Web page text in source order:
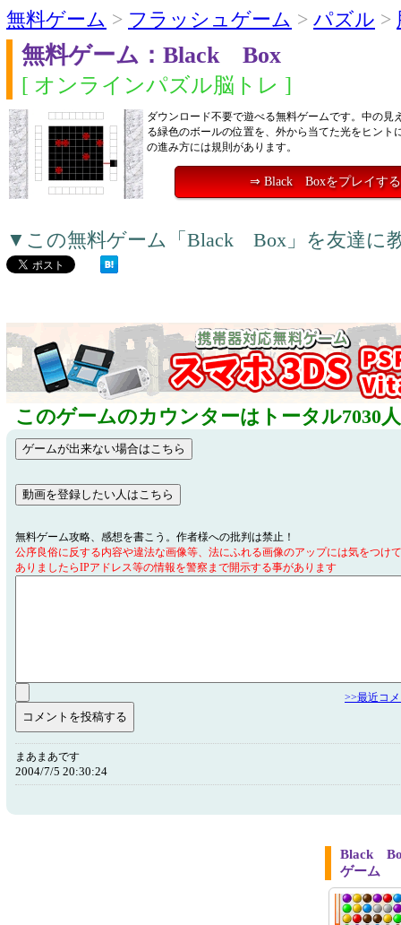
無料ゲーム > フラッシュゲーム > パズル >
無料ゲーム：Black Box
[ オンラインパズル脳トレ ]
ダウンロード不要で遊べる無料ゲームです。中の見
る緑色のボールの位置を、外から当てた光をヒント
の進み方には規則があります。
⇒ Black Boxをプレイする
▼この無料ゲーム「Black Box」を友達に
このゲームのカウンターはトータル7030
無料ゲーム攻略、感想を書こう。作者様への批判は禁止！
公序良俗に反する内容や違法な画像等、法にふれる画像のアップには気をつけ
ありましたらIPアドレス等の情報を警察まで開示する事があります
>>最近コ
まあまあです
2004/7/5 20:30:24
Black
ゲーム